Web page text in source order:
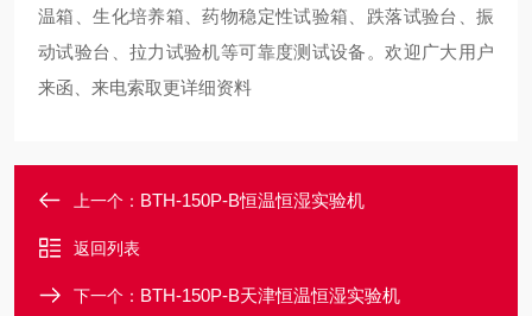
温箱、生化培养箱、药物稳定性试验箱、跌落试验台、振
动试验台、拉力试验机等可靠度测试设备。欢迎广大用户
来函、来电索取更详细资料
上一个： BTH-150P-B恒温恒湿实验机
返回列表
下一个： BTH-150P-B天津恒温恒湿实验机